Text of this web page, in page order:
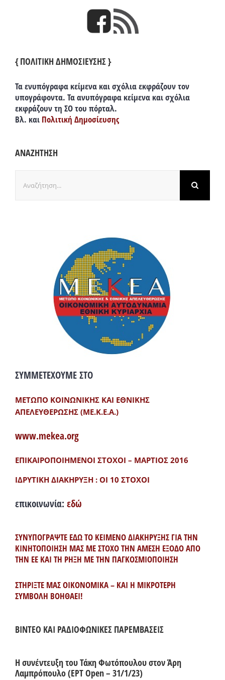
{ ΠΟΛΙΤΙΚΗ ΔΗΜΟΣΙΕΥΣΗΣ }
Τα ενυπόγραφα κείμενα και σχόλια εκφράζουν τον
υπογράφοντα. Τα ανυπόγραφα κείμενα και σχόλια
εκφράζουν τη ΣΟ του πόρταλ.
Βλ. και Πολιτική Δημοσίευσης
ΑΝΑΖΗΤΗΣΗ
για:
ΣΥΜΜΕΤΕΧΟΥΜΕ ΣΤΟ
ΜΕΤΩΠΟ ΚΟΙΝΩΝΙΚΗΣ ΚΑΙ ΕΘΝΙΚΗΣ
ΑΠΕΛΕΥΘΕΡΩΣΗΣ (ΜΕ.Κ.Ε.Α.)
www.mekea.org
ΕΠΙΚΑΙΡΟΠΟΙΗΜΕΝΟΙ ΣΤΟΧΟΙ – ΜΑΡΤΙΟΣ 2016
ΙΔΡΥΤΙΚΗ ΔΙΑΚΗΡΥΞΗ : ΟΙ 10 ΣΤΟΧΟΙ
επικοινωνία: εδώ
ΣΥΝΥΠΟΓΡΑΨΤΕ ΕΔΩ ΤΟ ΚΕΙΜΕΝΟ ΔΙΑΚΗΡΥΞΗΣ ΓΙΑ ΤΗΝ
ΚΙΝΗΤΟΠΟΙΗΣΗ ΜΑΣ ΜΕ ΣΤΟΧΟ ΤΗΝ ΑΜΕΣΗ ΕΞΟΔΟ ΑΠΟ
ΤΗΝ ΕΕ ΚΑΙ ΤΗ ΡΗΞΗ ΜΕ ΤΗΝ ΠΑΓΚΟΣΜΙΟΠΟΙΗΣΗ
ΣΤΗΡΙΞΤΕ ΜΑΣ ΟΙΚΟΝΟΜΙΚΑ – ΚΑΙ Η ΜΙΚΡΟΤΕΡΗ
ΣΥΜΒΟΛΗ ΒΟΗΘΑΕΙ!
ΒΙΝΤΕΟ ΚΑΙ ΡΑΔΙΟΦΩΝΙΚΕΣ ΠΑΡΕΜΒΑΣΕΙΣ
Η συνέντευξη του Τάκη Φωτόπουλου στον Άρη
Λαμπρόπουλο (ΕΡΤ Open – 31/1/23)